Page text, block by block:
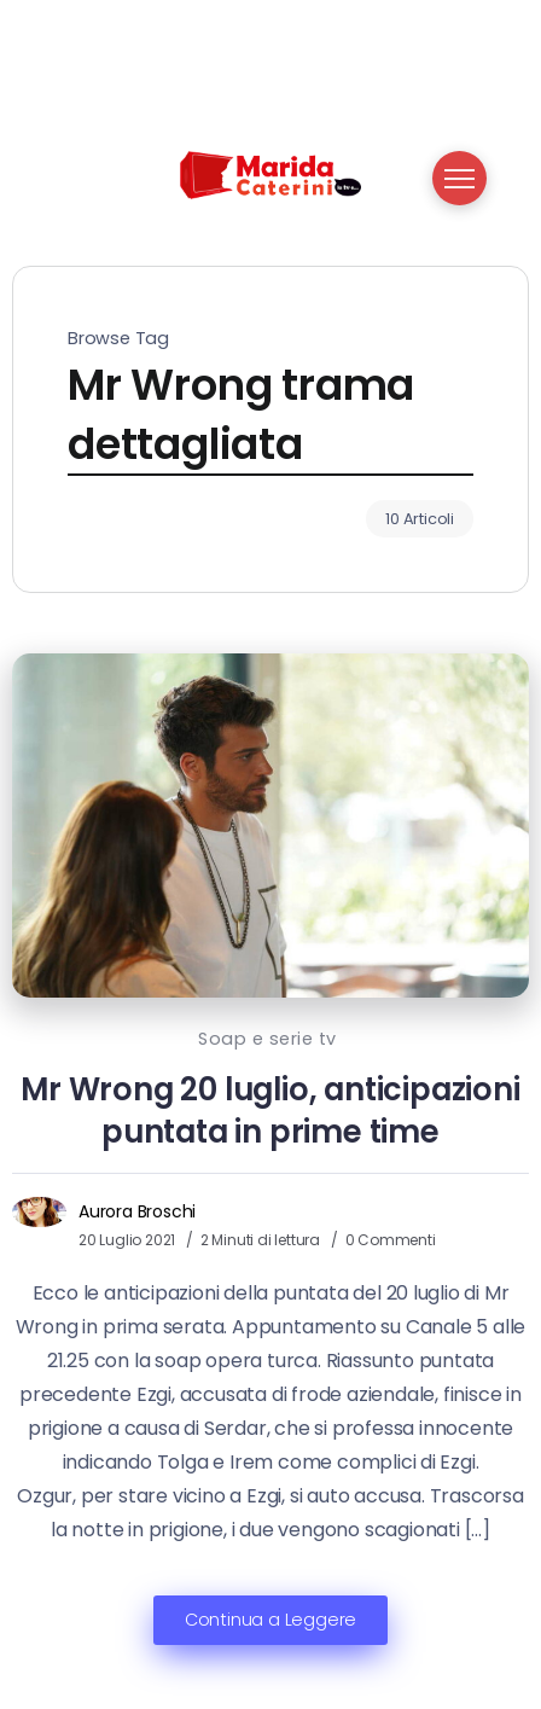
Browse Tag
Mr Wrong trama
dettagliata
10 Articoli
Soap e serie tv
Mr Wrong 20 luglio, anticipazioni
puntata in prime time
Aurora Broschi
20 Luglio 2021 2 Minuti di lettura 0 Commenti
Ecco le anticipazioni della puntata del 20 luglio di Mr
Wrong in prima serata. Appuntamento su Canale 5 alle
21.25 con la soap opera turca. Riassunto puntata
precedente Ezgi, accusata di frode aziendale, finisce in
prigione a causa di Serdar, che si professa innocente
indicando Tolga e Irem come complici di Ezgi.
Ozgur, per stare vicino a Ezgi, si auto accusa. Trascorsa
la notte in prigione, i due vengono scagionati […]
Continua a Leggere